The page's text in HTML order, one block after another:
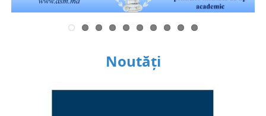
Previous Next
Noutăți